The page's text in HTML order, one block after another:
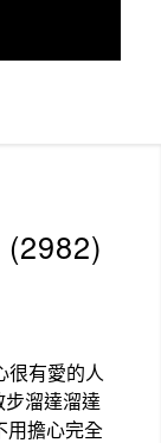
(2982)
很有愛的人
溜達溜達
用擔心完全